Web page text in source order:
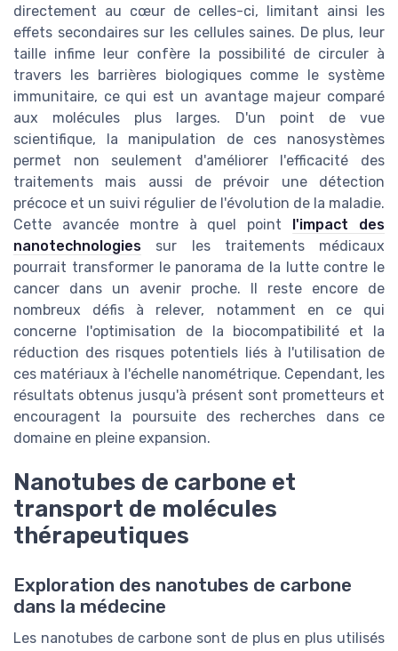
directement au cœur de celles-ci, limitant ainsi les
effets secondaires sur les cellules saines. De plus, leur
taille infime leur confère la possibilité de circuler à
travers les barrières biologiques comme le système
immunitaire, ce qui est un avantage majeur comparé
aux molécules plus larges. D'un point de vue
scientifique, la manipulation de ces nanosystèmes
permet non seulement d'améliorer l'efficacité des
traitements mais aussi de prévoir une détection
précoce et un suivi régulier de l'évolution de la maladie.
Cette avancée montre à quel point l'impact des
nanotechnologies sur les traitements médicaux
pourrait transformer le panorama de la lutte contre le
cancer dans un avenir proche. Il reste encore de
nombreux défis à relever, notamment en ce qui
concerne l'optimisation de la biocompatibilité et la
réduction des risques potentiels liés à l'utilisation de
ces matériaux à l'échelle nanométrique. Cependant, les
résultats obtenus jusqu'à présent sont prometteurs et
encouragent la poursuite des recherches dans ce
domaine en pleine expansion.
Nanotubes de carbone et
transport de molécules
thérapeutiques
Exploration des nanotubes de carbone
dans la médecine
Les nanotubes de carbone sont de plus en plus utilisés